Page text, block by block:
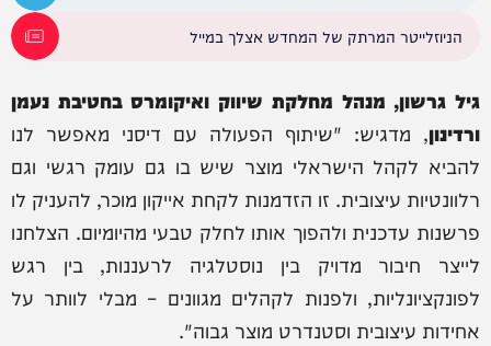
הניוזלייטר המרתק של המחדש אצלך במייל
גיל גרשון, מנהל מחלקת שיווק ואיקומרס בחטיבת נעמן
ורדינון, מדגיש: "שיתוף הפעולה עם דיסני מאפשר לנו
להביא לקהל הישראלי מוצר שיש בו גם עומק רגשי וגם
רלוונטיות עיצובית. זו הזדמנות לקחת אייקון מוכר, להעניק לו
פרשנות עדכנית ולהפוך אותו לחלק טבעי מהיומיום. הצלחנו
לייצר חיבור מדויק בין נוסטלגיה לרעננות, בין רגש
לפונקציונליות, ולפנות לקהלים מגוונים – מבלי לוותר על
אחידות עיצובית וסטנדרט מוצר גבוה".